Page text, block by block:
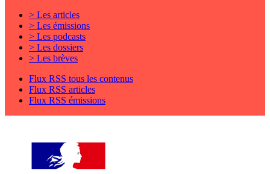
> Les articles
> Les émissions
> Les podcasts
> Les dossiers
> Les brèves
Flux RSS tous les contenus
Flux RSS articles
Flux RSS émissions